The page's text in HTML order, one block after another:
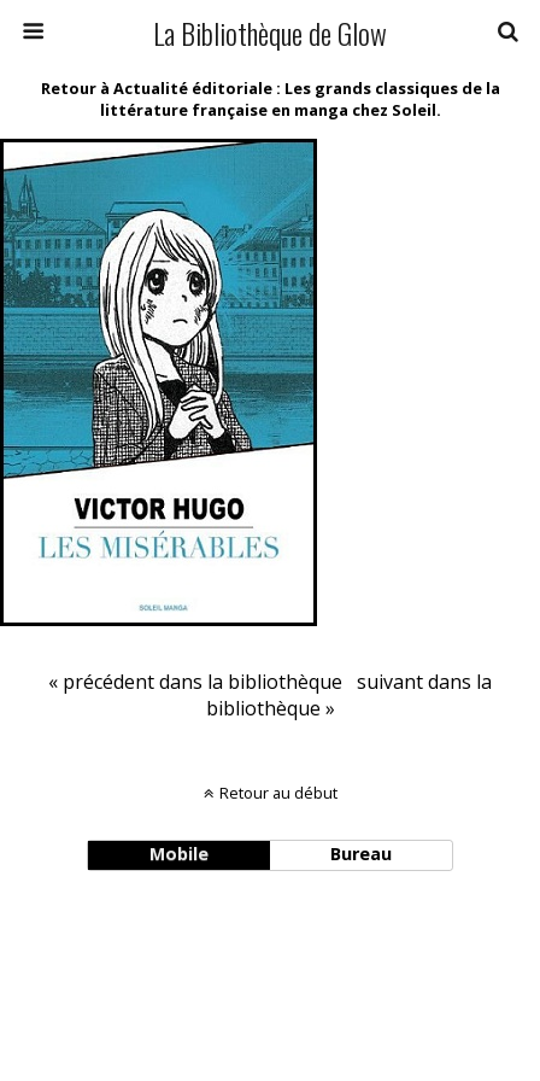
La Bibliothèque de Glow
Retour à Actualité éditoriale : Les grands classiques de la
littérature française en manga chez Soleil.
« précédent dans la bibliothèque suivant dans la
bibliothèque »
Retour au début
Mobile Bureau